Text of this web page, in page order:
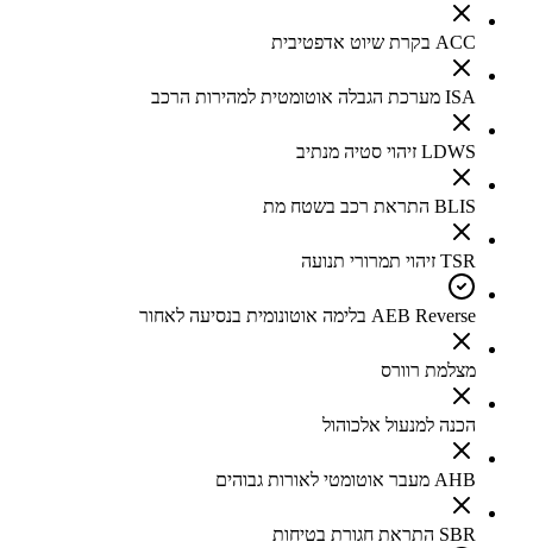
ACC בקרת שיוט אדפטיבית
ISA מערכת הגבלה אוטומטית למהירות הרכב
LDWS זיהוי סטיה מנתיב
BLIS התראת רכב בשטח מת
TSR זיהוי תמרורי תנועה
AEB Reverse בלימה אוטונומית בנסיעה לאחור
מצלמת רוורס
הכנה למנעול אלכוהול
AHB מעבר אוטומטי לאורות גבוהים
SBR התראת חגורת בטיחות